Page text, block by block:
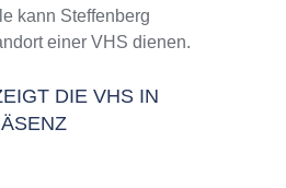
kann Steffenberg
einer VHS dienen.
DIE VHS IN